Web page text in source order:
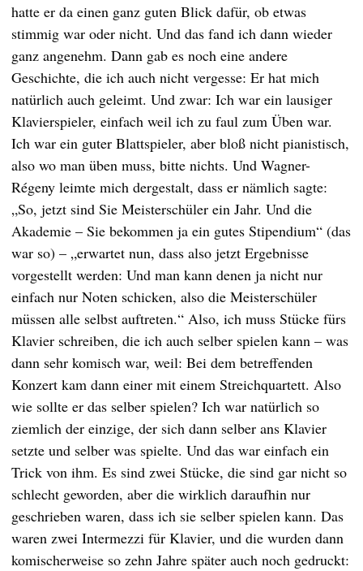
hatte er da einen ganz guten Blick dafür, ob etwas
stimmig war oder nicht. Und das fand ich dann wieder
ganz angenehm. Dann gab es noch eine andere
Geschichte, die ich auch nicht vergesse: Er hat mich
natürlich auch geleimt. Und zwar: Ich war ein lausiger
Klavierspieler, einfach weil ich zu faul zum Üben war.
Ich war ein guter Blattspieler, aber bloß nicht pianistisch,
also wo man üben muss, bitte nichts. Und Wagner-
Régeny leimte mich dergestalt, dass er nämlich sagte:
„So, jetzt sind Sie Meisterschüler ein Jahr. Und die
Akademie – Sie bekommen ja ein gutes Stipendium“ (das
war so) – „erwartet nun, dass also jetzt Ergebnisse
vorgestellt werden: Und man kann denen ja nicht nur
einfach nur Noten schicken, also die Meisterschüler
müssen alle selbst auftreten.“ Also, ich muss Stücke fürs
Klavier schreiben, die ich auch selber spielen kann – was
dann sehr komisch war, weil: Bei dem betreffenden
Konzert kam dann einer mit einem Streichquartett. Also
wie sollte er das selber spielen? Ich war natürlich so
ziemlich der einzige, der sich dann selber ans Klavier
setzte und selber was spielte. Und das war einfach ein
Trick von ihm. Es sind zwei Stücke, die sind gar nicht so
schlecht geworden, aber die wirklich daraufhin nur
geschrieben waren, dass ich sie selber spielen kann. Das
waren zwei Intermezzi für Klavier, und die wurden dann
komischerweise so zehn Jahre später auch noch gedruckt: